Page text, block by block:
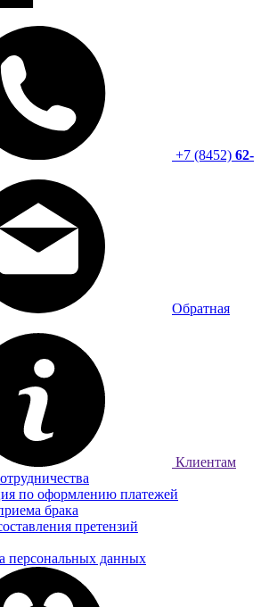
+7 (8452) 62-
Обратная
Клиентам
по оформлению платежей
брака
претензий
персональных данных